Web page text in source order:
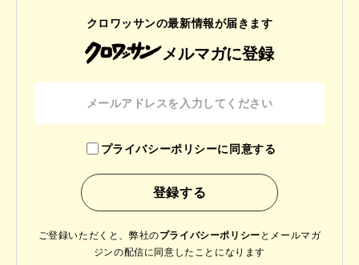
クロワッサンの最新情報が届きます
メルマガに登録
プライバシーポリシーに同意する
ご登録いただくと、弊社のプライバシーポリシー と メールマガ
ジンの配信に同意したことになります